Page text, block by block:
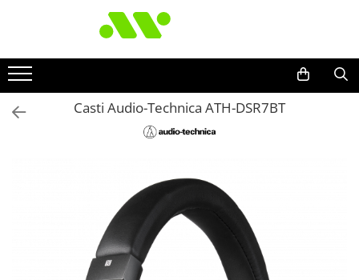
Casti Audio-Technica ATH-DSR7BT